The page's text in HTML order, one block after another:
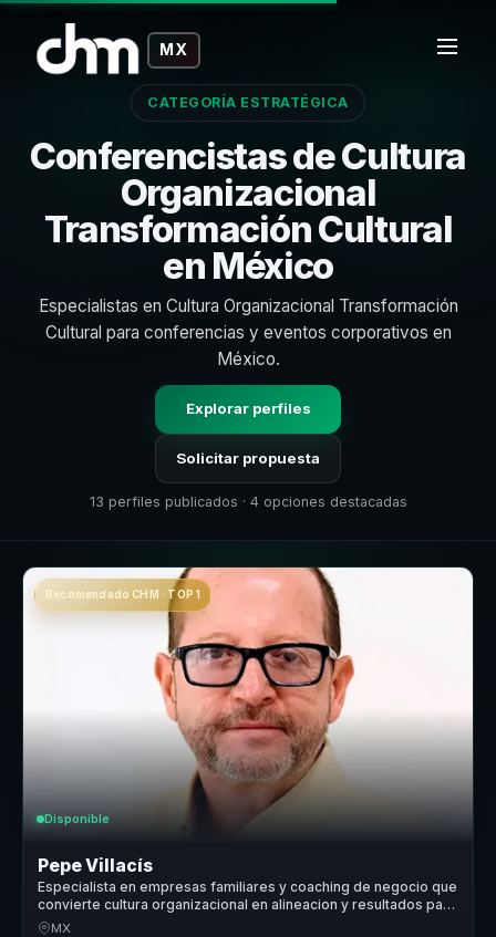
MX
CATEGORÍA ESTRATÉGICA
Conferencistas de Cultura
Organizacional
Transformación Cultural
en México
Especialistas en Cultura Organizacional Transformación
Cultural para conferencias y eventos corporativos en
México.
Explorar perfiles
Solicitar propuesta
13 perfiles publicados · 4 opciones destacadas
Recomendado CHM · TOP 1
Disponible
Pepe Villacís
Especialista en empresas familiares y coaching de negocio que
convierte cultura organizacional en alineacion y resultados para
empresas y equipos.
MX